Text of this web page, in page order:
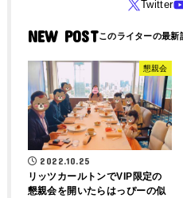
NEW POST
懇親会
2022.10.25
リッツカールトンでVIP限定の
懇親会を開いたらはっぴーの似